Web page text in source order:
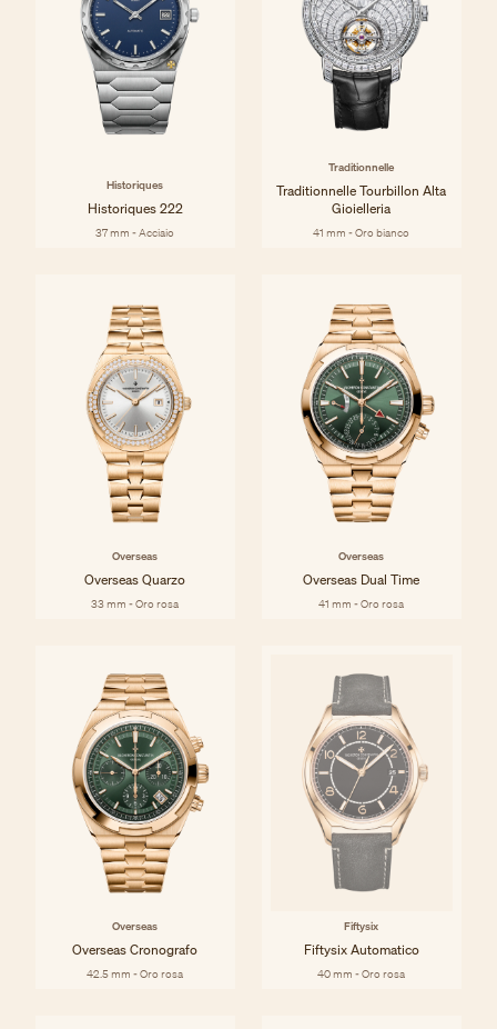
Historiques
Historiques 222
37 mm - Acciaio
Traditionnelle
Traditionnelle Tourbillon Alta
Gioielleria
41 mm - Oro bianco
Overseas
Overseas Quarzo
33 mm - Oro rosa
Overseas
Overseas Dual Time
41 mm - Oro rosa
Overseas
Overseas Cronografo
42.5 mm - Oro rosa
Fiftysix
Fiftysix Automatico
40 mm - Oro rosa